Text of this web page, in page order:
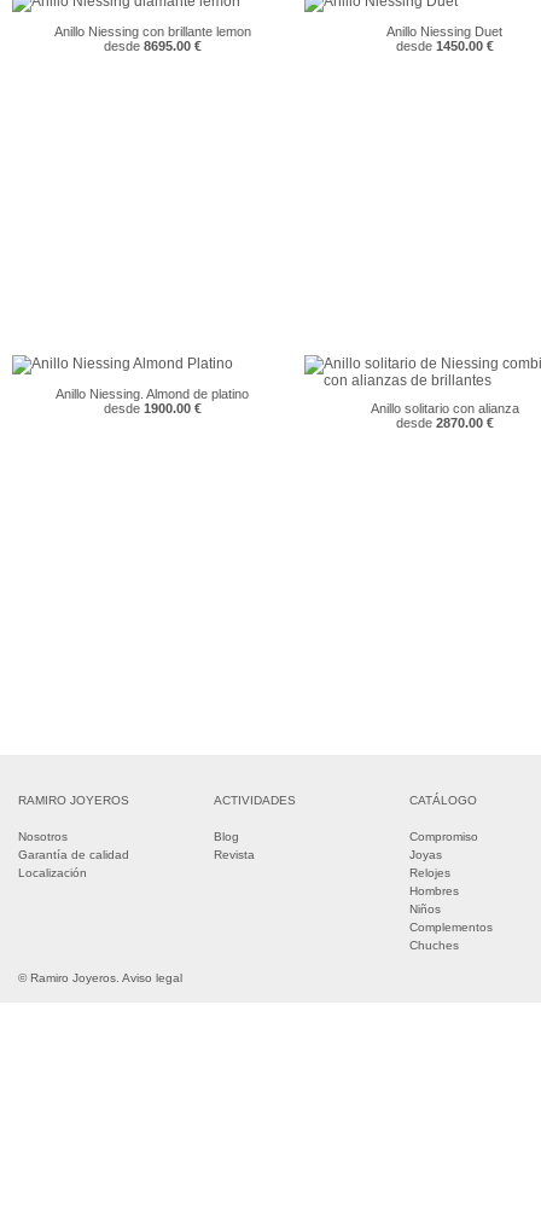
Anillo Niessing con brillante lemon
desde8695.00 €
Anillo Niessing Duet
desde1450.00 €
Anillo Niessing. Almond de platino
desde1900.00 €
Anillo solitario con alianza
desde2870.00 €
RAMIRO JOYEROS
Nosotros
Garantía de calidad
Localización
ACTIVIDADES
Blog
Revista
CATÁLOGO
Compromiso
Joyas
Relojes
Hombres
Niños
Complementos
Chuches
© Ramiro Joyeros. Aviso legal